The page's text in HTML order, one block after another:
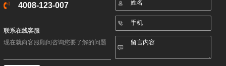
4008-123-007
联系在线客服
现在就向客服顾问咨询您要了解的问题